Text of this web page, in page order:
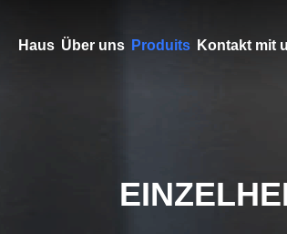
Haus Über uns Produits Kontakt mit